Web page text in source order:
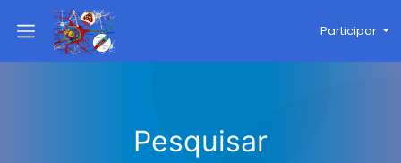
Participar
Pesquisar